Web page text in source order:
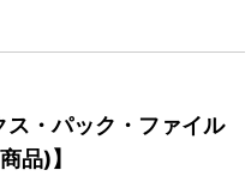
ス・パック・ファイル
品)】